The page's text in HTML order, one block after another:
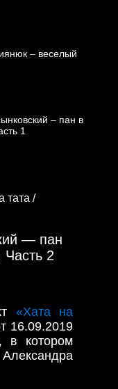
– веселый
– пан в
1
тата /
— пан
Часть 2
«Хата на
16.09.2019
в котором